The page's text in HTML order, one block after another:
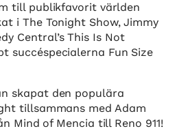
till publikfavorit världen
i The Tonight Show, Jimmy
Central’s This Is Not
succéspecialerna Fun Size
skapat den populära
tillsammans med Adam
Mind of Mencia till Reno 911!